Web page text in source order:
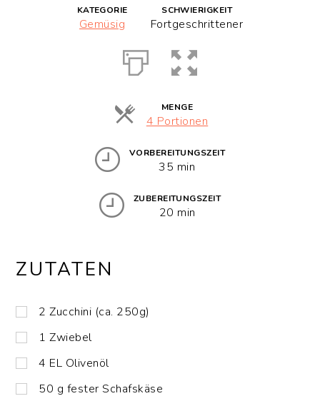
KATEGORIE
Gemüsig
SCHWIERIGKEIT
Fortgeschrittener
MENGE
4 Portionen
VORBEREITUNGSZEIT
35 min
ZUBEREITUNGSZEIT
20 min
ZUTATEN
2 Zucchini (ca. 250g)
1 Zwiebel
4 EL Olivenöl
50 g fester Schafskäse